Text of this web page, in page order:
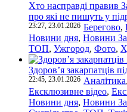
Хто насправді правив
про які не пишуть у
23:27, 23.01.2026 Берегово,
Новини дня, Новини
ТОП, Ужгород, Фото,
Здоров’я закарпатців
22:45, 23.01.2026 Аналітика,
Ексклюзивне відео,
Новини дня, Новини